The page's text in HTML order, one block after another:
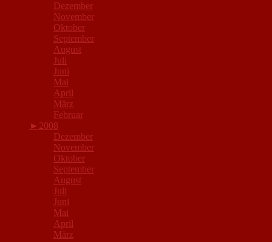
Dezember
November
Oktober
September
August
Juli
Juni
Mai
April
März
Februar
► 2008
Dezember
November
Oktober
September
August
Juli
Juni
Mai
April
März